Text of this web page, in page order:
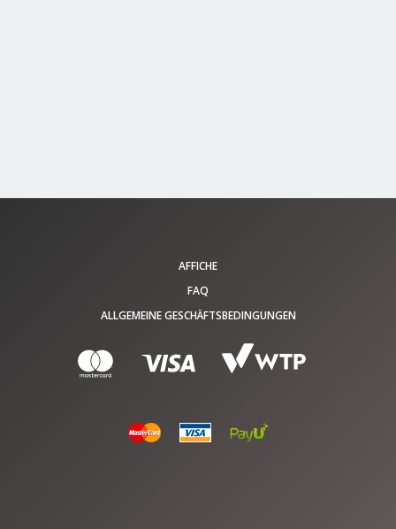
AFFICHE
FAQ
ALLGEMEINE GESCHÄFTSBEDINGUNGEN